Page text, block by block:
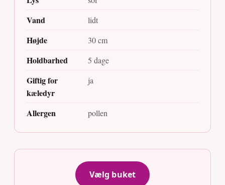
Vand lidt
Højde 30 cm
Holdbarhed 5 dage
Giftig for
kæledyr
ja
Allergen pollen
Vælg buket